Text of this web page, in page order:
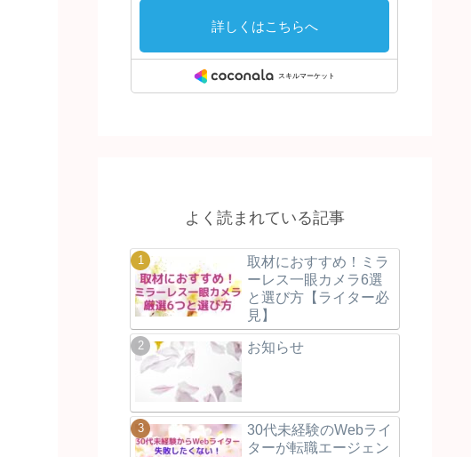
よく読まれている記事
取材におすすめ！ミラ
ーレス一眼カメラ6選
と選び方【ライター必
見】
お知らせ
30代未経験のWebライ
ターが転職エージェン